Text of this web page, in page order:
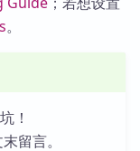
。
！
留言。